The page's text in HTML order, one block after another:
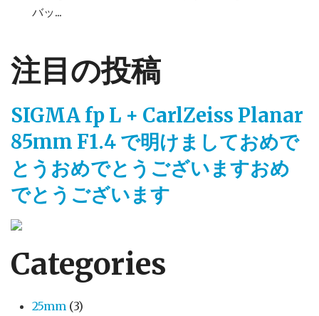
バッ...
注目の投稿
SIGMA fp L + CarlZeiss Planar
85mm F1.4 で明けましておめで
とうおめでとうございますおめ
でとうございます
Categories
25mm (3)